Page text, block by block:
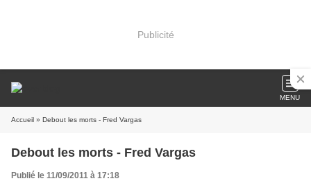
Publicité
MENU
Accueil » Debout les morts - Fred Vargas
Debout les morts - Fred Vargas
Publié le 11/09/2011 à 17:18